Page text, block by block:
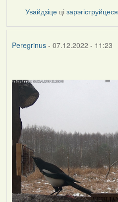
Увайдзіце цізарэгіструйцеся
Peregrinus- 07.12.2022 - 11:23